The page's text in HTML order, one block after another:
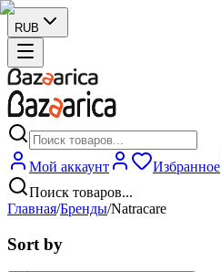
RUB
Мой аккаунт Избранное
Поиск товаров...
Главная/Бренды/Natracare
Sort by